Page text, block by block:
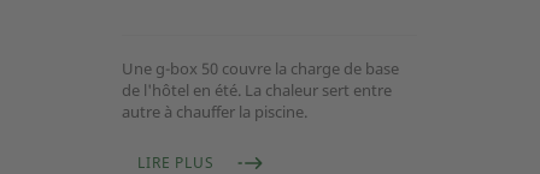
Une g-box 50 couvre la charge de base
de l'hôtel en été. La chaleur sert entre
autre à chauffer la piscine.
LIRE PLUS